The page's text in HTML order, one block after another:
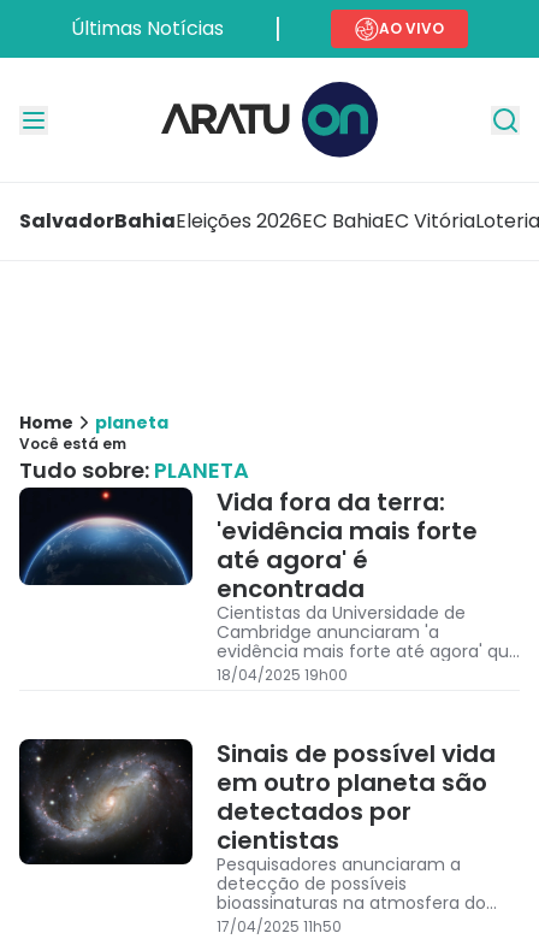
Últimas Notícias AO VIVO
SalvadorBahiaEleições 2026EC BahiaEC Vitória
Home planeta
Você está em
Tudo sobre: PLANETA
Vida fora da terra:
'evidência mais forte
até agora' é
encontrada
Cientistas da Universidade de
Cambridge anunciaram 'a
evidência mais forte até agora' que
pode indicar a presença de vida a
124 anos-luz da Terra
18/04/2025 19h00
Sinais de possível vida
em outro planeta são
detectados por
cientistas
Pesquisadores anunciaram a
detecção de possíveis
bioassinaturas na atmosfera do
planeta K2-18b
17/04/2025 11h50